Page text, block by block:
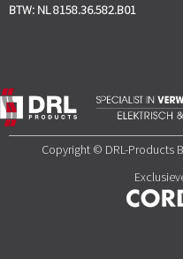
BTW: NL 8158.36.582.B01
Copyright © DRL-Products